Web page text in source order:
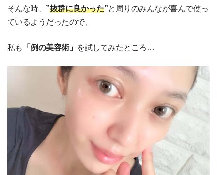
そんな時、 ”抜群に良かった”と周りのみんなが喜んで使っ
ているようだったので、
私も 「例の美容術」 を試してみたところ…